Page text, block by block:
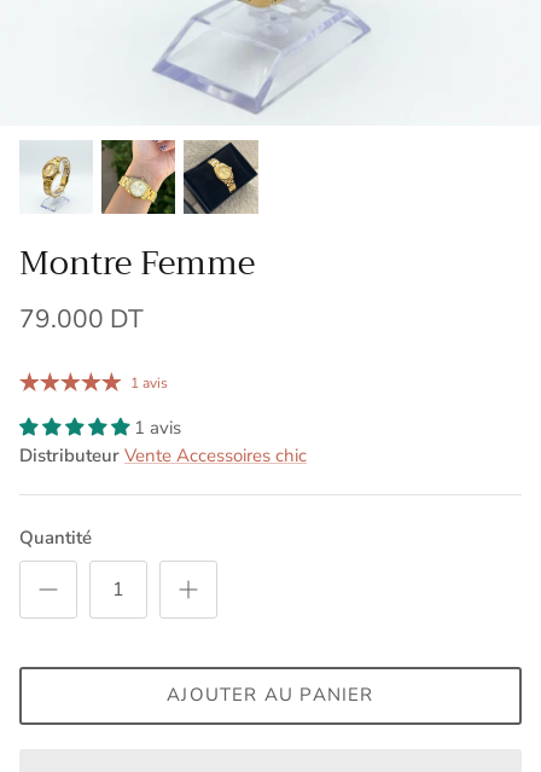
Montre Femme
79.000 DT
1 avis
1 avis
Distributeur Vente Accessoires chic
Quantité
AJOUTER AU PANIER